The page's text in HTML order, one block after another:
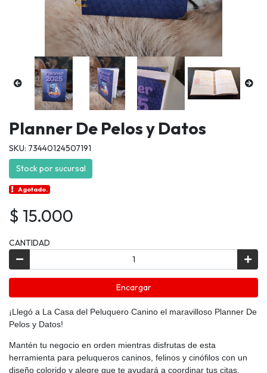
Planner De Pelos y Datos
SKU: 73440124507191
Stock por sucursal
Agotado.
$ 15.000
CANTIDAD
Encargar
¡Llegó a La Casa del Peluquero Canino el maravilloso Planner De
Pelos y Datos!
Mantén tu negocio en orden mientras disfrutas de esta
herramienta para peluqueros caninos, felinos y cinófilos con un
diseño colorido y alegre que te ayudará a coordinar tus citas,